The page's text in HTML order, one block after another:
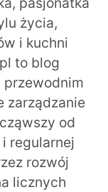
życia,
i kuchni
to blog
zarządzanie
od
regularnej
rozwój
licznych